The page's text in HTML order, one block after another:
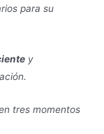
para su
y
tres momentos